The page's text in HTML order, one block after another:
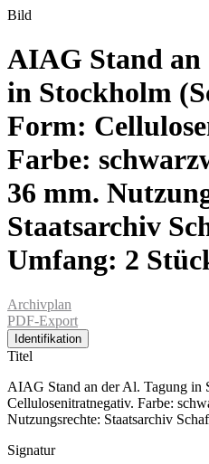
Bild
AIAG Stand an
in Stockholm
Form:
Farbe:
36 mm.
Staatsarchiv
Umfang: 2
Archivplan
PDF-Export
Identifikation
Titel
AIAG Stand an der Al. Tagung in
Cellulosenitratnegativ. Farbe:
Nutzungsrechte: Staatsarchiv
Signatur